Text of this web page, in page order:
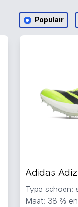
Populair
Type schoen:
Maat: 38 ⅔